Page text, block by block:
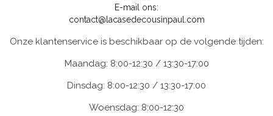
E-mail ons:
contact@lacasedecousinpaul.com
Onze klantenservice is beschikbaar op de volgende tijden:
Maandag: 8:00-12:30 / 13:30-17:00
Dinsdag: 8:00-12:30 / 13:30-17:00
Woensdag: 8:00-12:30